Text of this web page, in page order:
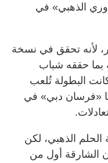
الذهبي» في
لأنه تحقق في نسخة
بما حققه شباب
البطولة تُلعب
«فرسان دبي» في
الذهبي، لكن
الشارقة أول من